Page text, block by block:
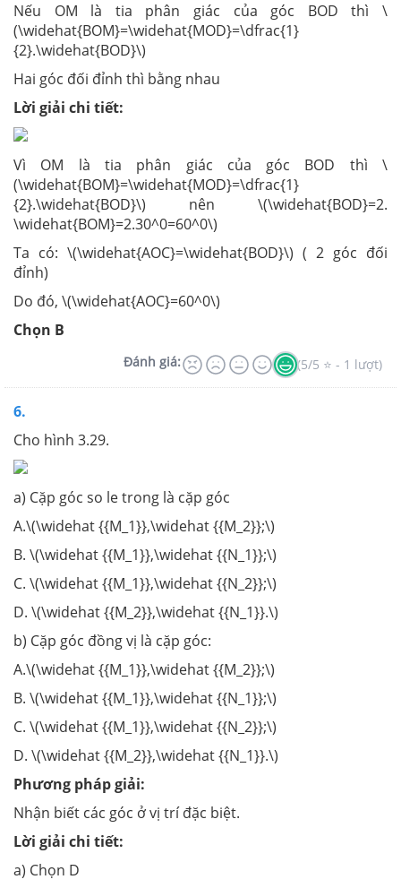
Nếu OM là tia phân giác của góc BOD thì \
(\widehat{BOM}=\widehat{MOD}=\dfrac{1}
{2}.\widehat{BOD}\)
Hai góc đối đỉnh thì bằng nhau
Lời giải chi tiết:
Vì OM là tia phân giác của góc BOD thì \
(\widehat{BOM}=\widehat{MOD}=\dfrac{1}
{2}.\widehat{BOD}\) nên \(\widehat{BOD}=2.
\widehat{BOM}=2.30^0=60^0\)
Ta có: \(\widehat{AOC}=\widehat{BOD}\) ( 2 góc đối
đỉnh)
Do đó, \(\widehat{AOC}=60^0\)
Chọn B
Đánh giá: (5/5 ⭐ - 1 lượt)
6.
Cho hình 3.29.
a) Cặp góc so le trong là cặp góc
A.\(\widehat {{M_1}},\widehat {{M_2}};\)
B. \(\widehat {{M_1}},\widehat {{N_1}};\)
C. \(\widehat {{M_1}},\widehat {{N_2}};\)
D. \(\widehat {{M_2}},\widehat {{N_1}}.\)
b) Cặp góc đồng vị là cặp góc:
A.\(\widehat {{M_1}},\widehat {{M_2}};\)
B. \(\widehat {{M_1}},\widehat {{N_1}};\)
C. \(\widehat {{M_1}},\widehat {{N_2}};\)
D. \(\widehat {{M_2}},\widehat {{N_1}}.\)
Phương pháp giải:
Nhận biết các góc ở vị trí đặc biệt.
Lời giải chi tiết:
a) Chọn D